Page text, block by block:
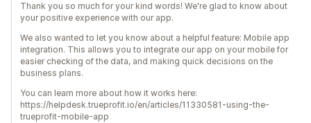
Thank you so much for your kind words! We're glad to know about
your positive experience with our app.
We also wanted to let you know about a helpful feature: Mobile app
integration. This allows you to integrate our app on your mobile for
easier checking of the data, and making quick decisions on the
business plans.
You can learn more about how it works here:
https://helpdesk.trueprofit.io/en/articles/11330581-using-the-
trueprofit-mobile-app